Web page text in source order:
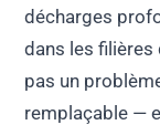
décharges
dans les filières
pas un
remplaçable —